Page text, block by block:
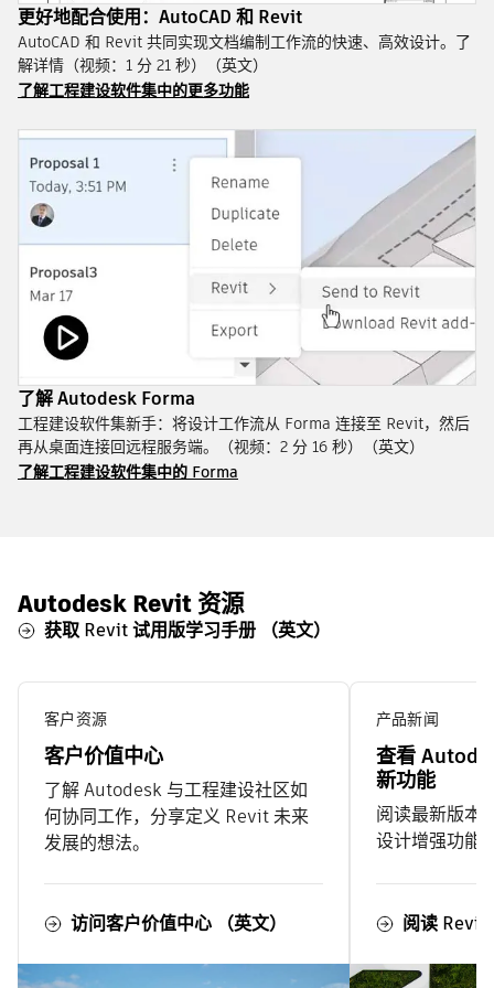
更好地配合使用：AutoCAD 和 Revit
AutoCAD 和 Revit 共同实现文档编制工作流的快速、高效设计。了
解详情（视频：1 分 21 秒）（英文）
了解工程建设软件集中的更多功能
了解 Autodesk Forma
工程建设软件集新手：将设计工作流从 Forma 连接至 Revit，然后
再从桌面连接回远程服务端。（视频：2 分 16 秒）（英文）
了解工程建设软件集中的 Forma
Autodesk Revit 资源
获取 Revit 试用版学习手册 （英文）
客户资源
客户价值中心
了解 Autodesk 与工程建设社区如
何协同工作，分享定义 Revit 未来
发展的想法。
访问客户价值中心 （英文）
产品新闻
查看
新功能
阅读最新版本
设计增强功能
阅读 Revit